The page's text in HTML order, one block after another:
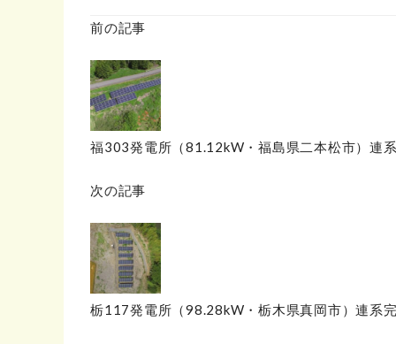
リ
ー
前の記事
福303発電所（81.12kW・福島県二本松市）連
次の記事
栃117発電所（98.28kW・栃木県真岡市）連系